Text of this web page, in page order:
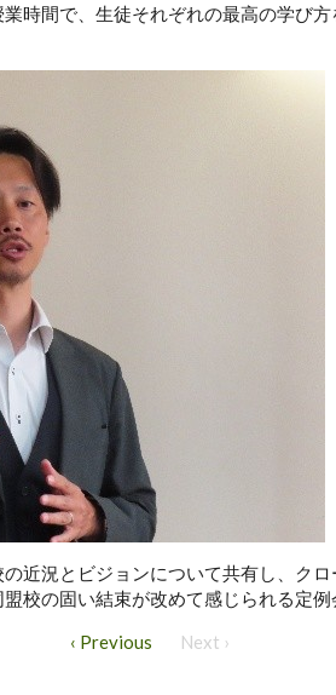
時間で、生徒それぞれの最高の学び
近況とビジョンについて共有し、ク
校の固い結束が改めて感じられる定例
‹ Previous
Next ›